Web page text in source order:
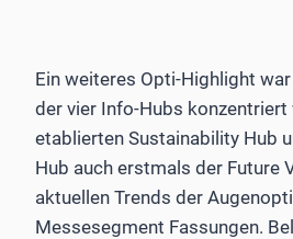
Ein weiteres Opti-Highlight
der vier Info-Hubs konzentriert
etablierten Sustainability Hub
Hub auch erstmals der Future
aktuellen Trends der
Messesegment Fassungen.